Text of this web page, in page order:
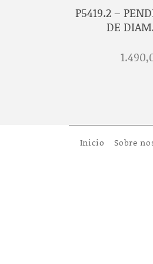
P5419.2 –
DE
Inicio Sobre